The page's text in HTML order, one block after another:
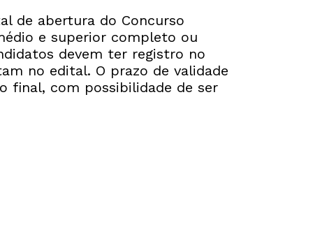
de abertura do Concurso
e superior completo ou
devem ter registro no
no edital. O prazo de validade
final, com possibilidade de ser